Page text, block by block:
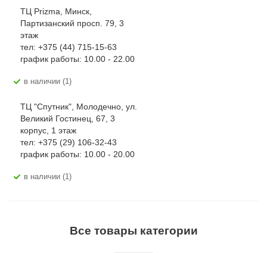
ТЦ Prizma, Минск,
Партизанский просп. 79, 3
этаж
тел: +375 (44) 715-15-63
график работы: 10.00 - 22.00
В наличии (1)
ТЦ "Спутник", Молодечно, ул.
Великий Гостинец, 67, 3
корпус, 1 этаж
тел: +375 (29) 106-32-43
график работы: 10.00 - 20.00
В наличии (1)
Все товары категории